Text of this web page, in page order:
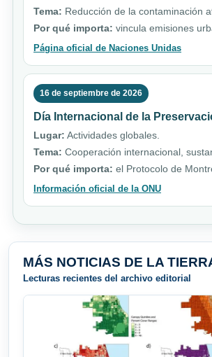
Tema: Reducción de la contaminación
Por qué importa: vincula emisiones
Página oficial de Naciones Unidas
16 de septiembre de 2026
Día Internacional de la
Lugar: Actividades globales.
Tema: Cooperación internacional,
Por qué importa: el Protocolo de
Información oficial de la ONU
MÁS NOTICIAS DE LA
Lecturas recientes del archivo editorial